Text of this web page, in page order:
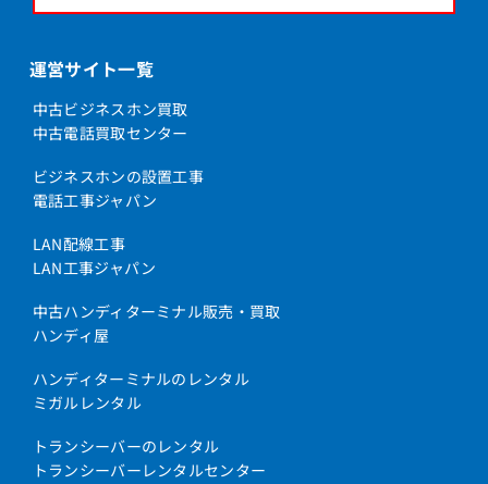
運営サイト一覧
中古ビジネスホン買取
中古電話買取センター
ビジネスホンの設置工事
電話工事ジャパン
LAN配線工事
LAN工事ジャパン
中古ハンディターミナル販売・買取
ハンディ屋
ハンディターミナルのレンタル
ミガルレンタル
トランシーバーのレンタル
トランシーバーレンタルセンター